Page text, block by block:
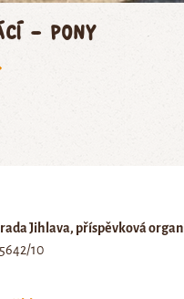
– pony
Jihlava, příspěvková
10